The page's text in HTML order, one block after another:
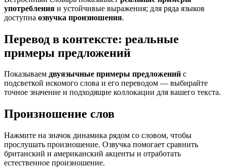
употребления и устойчивые выражения; для ряда языков
доступна озвучка произношения.
Перевод в контексте: реальные
примеры предложений
Показываем двуязычные примеры предложений с
подсветкой искомого слова и его переводом — выбирайте
точное значение и подходящие коллокации для вашего текста.
Произношение слов
Нажмите на значок динамика рядом со словом, чтобы
прослушать произношение. Озвучка помогает сравнить
британский и американский акценты и отработать
естественное произношение.